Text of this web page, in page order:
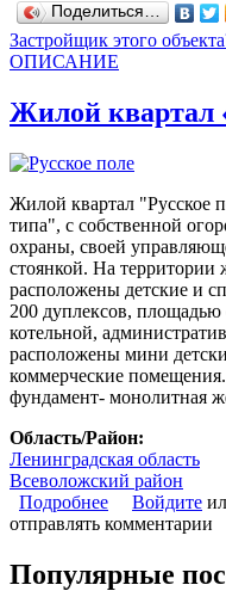
Поделиться…
Застройщик этого
ОПИСАНИЕ
Жилой квартал
Жилой квартал "Русское
типа", с собственной
охраны, своей
стоянкой. На территории
расположены детские и
200 дуплексов, площадью
котельной,
расположены мини
коммерческие
фундамент- монолитная
Область/Район:
Ленинградская область
Всеволожский район
Подробнее о Жилой
Войдите
отправлять комментарии
Популярные